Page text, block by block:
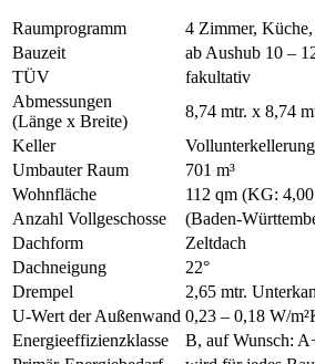
Raumprogramm
4 Zimmer,
Bauzeit
ab Aushub 10 –
TÜV
fakultativ
Abmessungen
(Länge x Breite)
8,74 mtr. x 8,74
Keller
Vollunterkellerung
Umbauter Raum
701 m³
Wohnfläche
112 qm (KG:
Anzahl Vollgeschosse
(Baden-
Dachform
Zeltdach
Dachneigung
22°
Drempel
2,65 mtr.
U-Wert der Außenwand 0,23 – 0,18 W/
Energieeffizienzklasse
B, auf Wunsch: